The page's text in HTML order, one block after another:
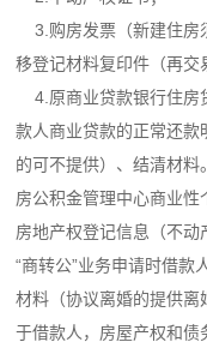
3.购房发票（新建住房
移登记材料复印件（再交
4.原商业贷款银行住房
款人商业贷款的正常还款
的可不提供）、结清材料
房公积金管理中心商业性
房地产权登记信息（不动
“商转公”业务申请时借款
材料（协议离婚的提供离
于借款人，房屋产权和债